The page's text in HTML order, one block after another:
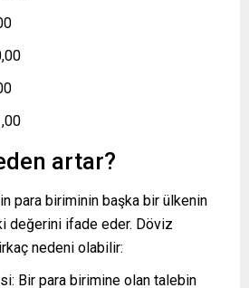
artar?
para biriminin başka bir ülkenin
değerini ifade eder. Döviz
nedeni olabilir:
Bir para birimine olan talebin